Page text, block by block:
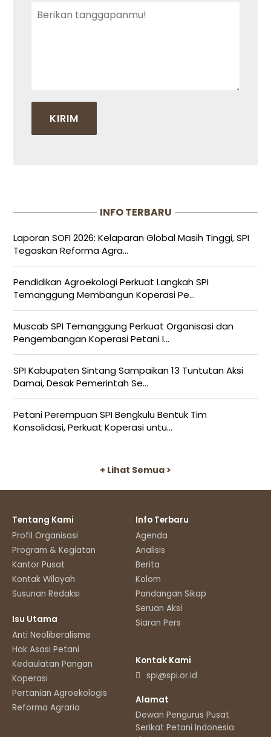
INFO TERBARU
Laporan SOFI 2026: Kelaparan Global Masih Tinggi, SPI
Tegaskan Reforma Agra...
Pendidikan Agroekologi Perkuat Langkah SPI
Temanggung Membangun Koperasi Pe...
Muscab SPI Temanggung Perkuat Organisasi dan
Pengembangan Koperasi Petani I...
SPI Kabupaten Sintang Sampaikan 13 Tuntutan Aksi
Damai, Desak Pemerintah Se...
Petani Perempuan SPI Bengkulu Bentuk Tim
Konsolidasi, Perkuat Koperasi untu...
+ Lihat Semua >
Tentang Kami
Profil Organisasi
Program & Kegiatan
Kantor Pusat
Kontak Wilayah
Susunan Redaksi
Isu Utama
Anti Neoliberalisme
Hak Asasi Petani
Kedaulatan Pangan
Koperasi
Pertanian Agroekologis
Reforma Agraria
Info Terbaru
Agenda
Analisis
Berita
Kolom
Pandangan Sikap
Seruan Aksi
Siaran Pers
Kontak Kami
spi@spi.or.id
Alamat
Dewan Pengurus Pusat
Serikat Petani Indonesia